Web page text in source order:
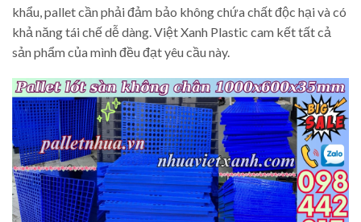
khẩu, pallet cần phải đảm bảo không chứa chất độc hại và có
khả năng tái chế dễ dàng. Việt Xanh Plastic cam kết tất cả
sản phẩm của mình đều đạt yêu cầu này.